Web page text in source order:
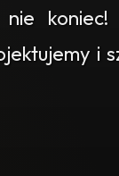
koniec!
i